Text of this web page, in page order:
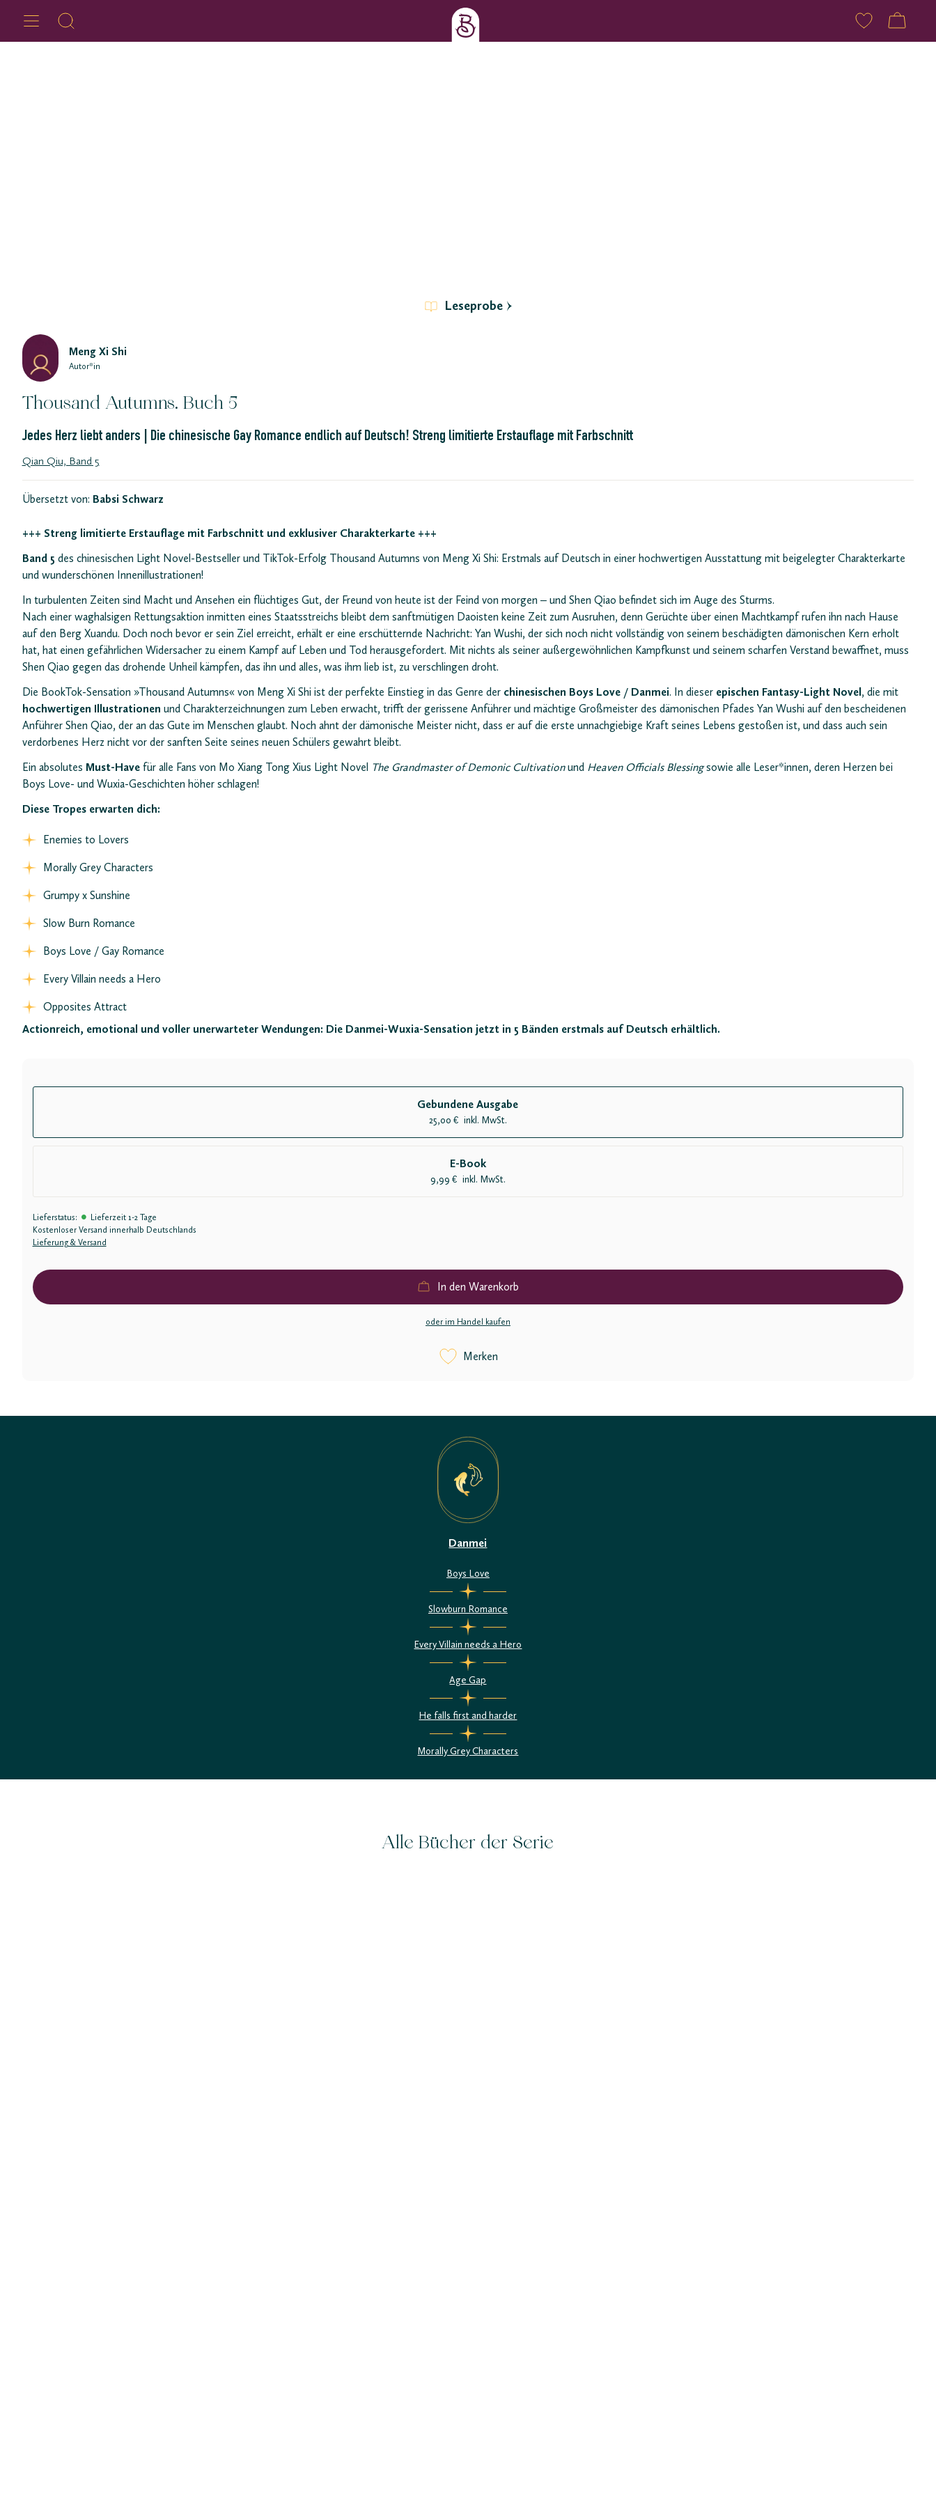
Leseprobe
Meng Xi Shi
Autor*in
Thousand Autumns. Buch 5
Jedes Herz liebt anders | Die chinesische Gay Romance endlich auf Deutsch! Streng limitierte Erstauflage mit Farbschnitt
Qian Qiu, Band 5
Übersetzt von: Babsi Schwarz
+++ Streng limitierte Erstauflage mit Farbschnitt und exklusiver Charakterkarte +++
Band 5 des chinesischen Light Novel-Bestseller und TikTok-Erfolg Thousand Autumns von Meng Xi Shi: Erstmals auf Deutsch in einer hochwertigen Ausstattung mit beigelegter Charakterkarte
und wunderschönen Innenillustrationen!
In turbulenten Zeiten sind Macht und Ansehen ein flüchtiges Gut, der Freund von heute ist der Feind von morgen – und Shen Qiao befindet sich im Auge des Sturms.
Nach einer waghalsigen Rettungsaktion inmitten eines Staatsstreichs bleibt dem sanftmütigen Daoisten keine Zeit zum Ausruhen, denn Gerüchte über einen Machtkampf rufen ihn nach Hause
auf den Berg Xuandu. Doch noch bevor er sein Ziel erreicht, erhält er eine erschütternde Nachricht: Yan Wushi, der sich noch nicht vollständig von seinem beschädigten dämonischen Kern erholt
hat, hat einen gefährlichen Widersacher zu einem Kampf auf Leben und Tod herausgefordert. Mit nichts als seiner außergewöhnlichen Kampfkunst und seinem scharfen Verstand bewaffnet, muss
Shen Qiao gegen das drohende Unheil kämpfen, das ihn und alles, was ihm lieb ist, zu verschlingen droht.
Die BookTok-Sensation »Thousand Autumns« von Meng Xi Shi ist der perfekte Einstieg in das Genre derchinesischen Boys Love / Danmei. In dieser epischen Fantasy-Light Novel, die mit
hochwertigen Illustrationen und Charakterzeichnungen zum Leben erwacht, trifft der gerissene Anführer und mächtige Großmeister des dämonischen Pfades Yan Wushi auf den bescheidenen
Anführer Shen Qiao, der an das Gute im Menschen glaubt. Noch ahnt der dämonische Meister nicht, dass er auf die erste unnachgiebige Kraft seines Lebens gestoßen ist, und dass auch sein
verdorbenes Herz nicht vor der sanften Seite seines neuen Schülers gewahrt bleibt.
Ein absolutes Must-Havefür alle Fans von Mo Xiang Tong Xius Light Novel The Grandmaster of Demonic Cultivationund Heaven Officials Blessingsowie alle Leser*innen, deren Herzen bei
Boys Love- und Wuxia-Geschichten höher schlagen!
Diese Tropes erwarten dich:
Enemies to Lovers
Morally Grey Characters
Grumpy x Sunshine
Slow Burn Romance
Boys Love / Gay Romance
Every Villain needs a Hero
Opposites Attract
Actionreich, emotional und voller unerwarteter Wendungen: Die Danmei-Wuxia-Sensation jetzt in 5 Bänden erstmals auf Deutsch erhältlich.
Gebundene Ausgabe
25,00 € inkl. MwSt.
E-Book
9,99 € inkl. MwSt.
Lieferstatus: • Lieferzeit 1-2 Tage
Kostenloser Versand innerhalb Deutschlands
Lieferung & Versand
In den Warenkorb
oder im Handel kaufen
Merken
Danmei
Boys Love
Slowburn Romance
Every Villain needs a Hero
Age Gap
He falls first and harder
Morally Grey Characters
Alle Bücher der Serie